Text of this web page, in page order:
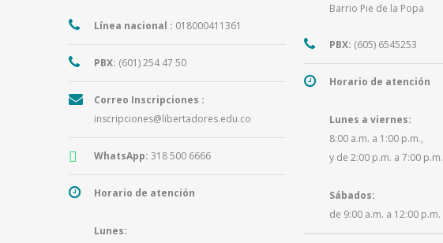
Línea nacional : 018000411361
PBX: (601) 254 47 50
Correo Inscripciones :
inscripciones@libertadores.edu.co
WhatsApp: 318 500 6666
Horario de atención
Lunes:
Barrio Pie de la Popa
PBX: (605) 6545253
Horario de atención
Lunes a viernes:
8:00 a.m. a 1:00 p.m.,
y de 2:00 p.m. a 7:00 p.m.
Sábados:
de 9:00 a.m. a 12:00 p.m.